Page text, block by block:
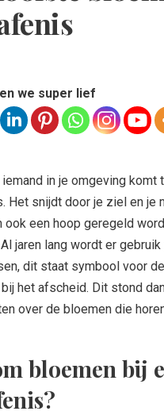
we super lief
iemand in je omgeving
Het snijdt door je ziel en je
ook een hoop geregeld
jaren lang wordt er
dit staat symbool voor
het afscheid. Dit stond
over de bloemen die
bloemen bij